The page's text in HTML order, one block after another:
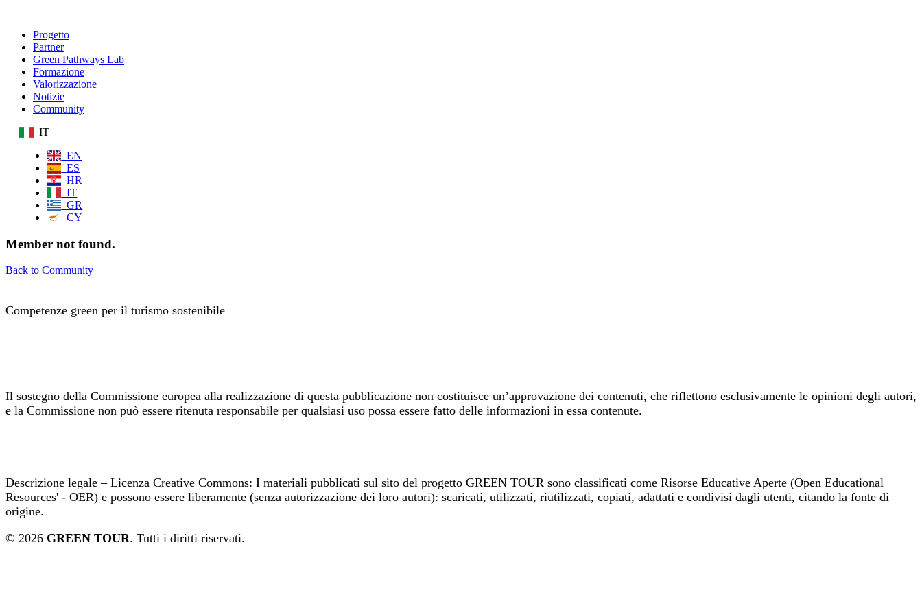
Progetto
Partner
Green Pathways Lab
Formazione
Valorizzazione
Notizie
Community
IT
EN
ES
HR
IT
GR
CY
Member not found.
Back to Community
Competenze green per il turismo sostenibile
Il sostegno della Commissione europea alla realizzazione di questa pubblicazione non costituisce un’approvazione dei contenuti, che riflettono esclusivamente le opinioni degli autori,
e la Commissione non può essere ritenuta responsabile per qualsiasi uso possa essere fatto delle informazioni in essa contenute.
Descrizione legale – Licenza Creative Commons: I materiali pubblicati sul sito del progetto GREEN TOUR sono classificati come Risorse Educative Aperte (Open Educational
Resources' - OER) e possono essere liberamente (senza autorizzazione dei loro autori): scaricati, utilizzati, riutilizzati, copiati, adattati e condivisi dagli utenti, citando la fonte di
origine.
© 2026 GREEN TOUR. Tutti i diritti riservati.